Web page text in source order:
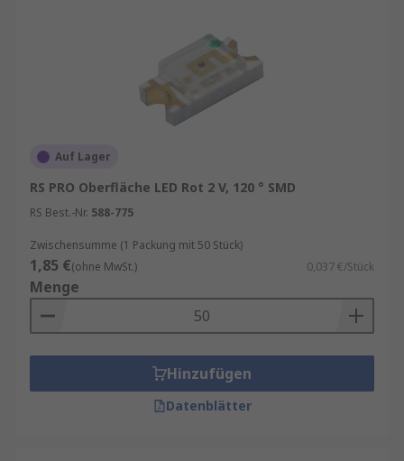
Auf Lager
RS PRO Oberfläche LED Rot 2 V, 120 ° SMD
RS Best.-Nr. 588-775
Zwischensumme (1 Packung mit 50 Stück)
1,85 €(ohne MwSt.) 0,037 €/Stück
Menge
Hinzufügen
Datenblätter